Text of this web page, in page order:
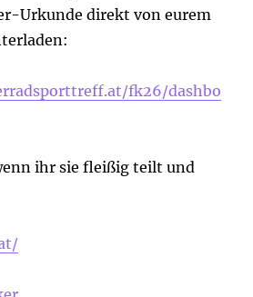
Urkunde direkt von eurem
fk26/dashbo
ihr sie fleißig teilt und